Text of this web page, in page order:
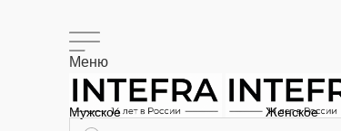
Меню
Мужское Женское